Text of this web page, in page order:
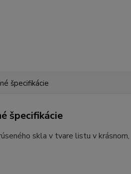
špecifikácie
špecifikácie
skla v tvare listu v